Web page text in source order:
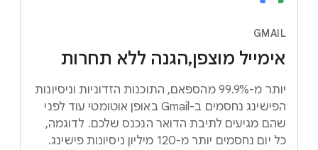
GMAIL
אימייל מוצפן, הגנה ללא תחרות
יותר מ-99.9% מהספאם, התוכנות הזדוניות וניסיונות
הפישינג נחסמים ב-Gmail באופן אוטומטי עוד לפני
שהם מגיעים לתיבת הדואר הנכנס שלכם. לדוגמה,
כל יום נחסמים יותר מ-120 מיליון ניסיונות פישינג.